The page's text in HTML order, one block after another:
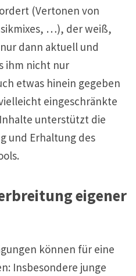
(Vertonen von
…), der weiß,
dann aktuell und
ihm nicht nur
etwas hinein gegeben
eingeschränkte
unterstützt die
und Erhaltung des
eigener
können für eine
Insbesondere junge